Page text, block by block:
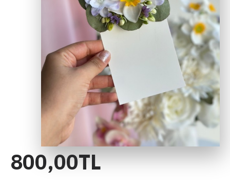
800,00TL